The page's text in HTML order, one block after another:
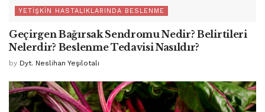
YETIŞKIN HASTALIKLARINDA BESLENME
Geçirgen Bağırsak Sendromu Nedir? Belirtileri
Nelerdir? Beslenme Tedavisi Nasıldır?
by Dyt. Neslihan Yeşilotalı